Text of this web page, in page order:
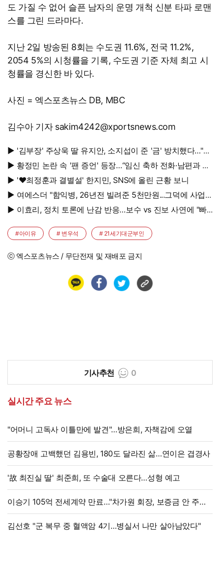
도 가질 수 없어 슬픈 남자의 운명 개척 신분 타파 로맨
스를 그린 드라마다.
지난 2일 방송된 8회는 수도권 11.6%, 전국 11.2%,
2054 5%의 시청률을 기록, 수도권 기준 자체 최고 시
청률을 경신한 바 있다.
사진 = 엑스포츠뉴스 DB, MBC
김수아 기자 sakim4242@xportsnews.com
▶ '김부장' 주상욱 딸 유지안, 소지섭이 준 '금' 방치했다…"비
누인 줄"
▶ 황정민 논란 속 '팬 증언' 등장…“임신 축하 전화·남편과 식
사도”▶ '♥최정훈과 결별설' 한지민, SNS에 올린 근황 보니
▶ 여에스더 "함익병, 26년전 빌려준 5천만원...그덕에 사업
시작"
▶ 이효리, 정치 토론에 난감 반응…보수 vs 진보 사연에 "빠
지면 안 될까요?"
#아이유 # 변우석 # 21세기대군부인
ⓒ 엑스포츠뉴스 / 무단전재 및 재배포 금지
기사추천 0
실시간 주요 뉴스
"어머니 고독사 이틀만에 발견"…방은희, 자책감에 오열
공황장애 고백했던 김용빈, 180도 달라진 삶…연이은 겹경사
'故 최진실 딸' 최준희, 또 수술대 오른다…성형 예고
이승기 105억 전세계약 만료…"차가원 회장, 보증금 안 주면
법적 조치"
김선호 "군 복무 중 혈액암 4기…병실서 나만 살아남았다"